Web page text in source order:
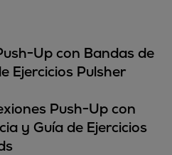
Up con Bandas de
Ejercicios Pulsher
Push-Up con
y Guía de Ejercicios